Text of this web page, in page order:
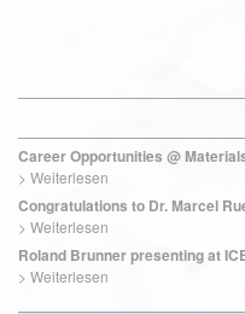
Career Opportunities @
> Weiterlesen
Congratulations to Dr. Marcel
> Weiterlesen
Roland Brunner presenting at
> Weiterlesen